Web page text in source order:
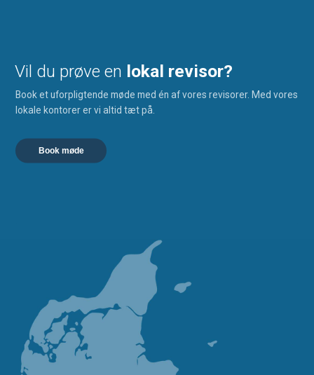
Vil du prøve en lokal revisor?
Book et uforpligtende møde med én af vores revisorer. Med vores
lokale kontorer er vi altid tæt på.
Book møde